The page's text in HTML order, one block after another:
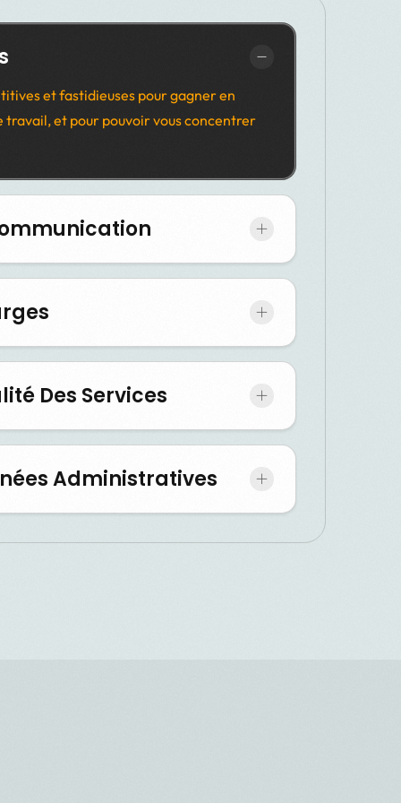
et fastidieuses pour gagner en
et pour pouvoir vous concentrer
Des Services
Administratives